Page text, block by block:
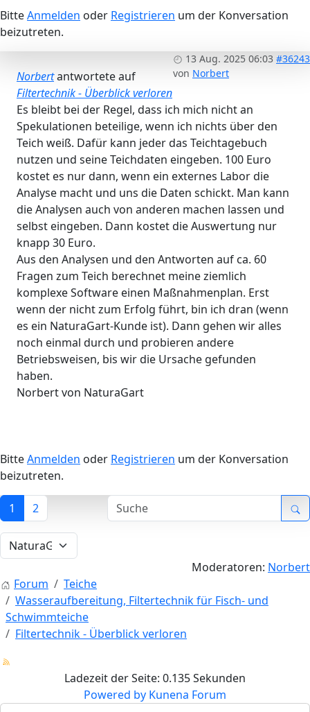
BitteAnmelden oder Registrieren um der Konversation
beizutreten.
13 Aug. 2025 06:03 #36243
von Norbert
Norbertantwortete auf
Filtertechnik - Überblick verloren
Es bleibt bei der Regel, dass ich mich nicht an
Spekulationen beteilige, wenn ich nichts über den
Teich weiß. Dafür kann jeder das Teichtagebuch
nutzen und seine Teichdaten eingeben. 100 Euro
kostet es nur dann, wenn ein externes Labor die
Analyse macht und uns die Daten schickt. Man kann
die Analysen auch von anderen machen lassen und
selbst eingeben. Dann kostet die Auswertung nur
knapp 30 Euro.
Aus den Analysen und den Antworten auf ca. 60
Fragen zum Teich berechnet meine ziemlich
komplexe Software einen Maßnahmenplan. Erst
wenn der nicht zum Erfolg führt, bin ich dran (wenn
es ein NaturaGart-Kunde ist). Dann gehen wir alles
noch einmal durch und probieren andere
Betriebsweisen, bis wir die Ursache gefunden
haben.
Norbert von NaturaGart
BitteAnmelden oder Registrieren um der Konversation
beizutreten.
1 2
Moderatoren: Norbert
Forum
Teiche
Wasseraufbereitung, Filtertechnik für Fisch- und
Schwimmteiche
Filtertechnik - Überblick verloren
Ladezeit der Seite: 0.135 Sekunden
Powered by Kunena Forum